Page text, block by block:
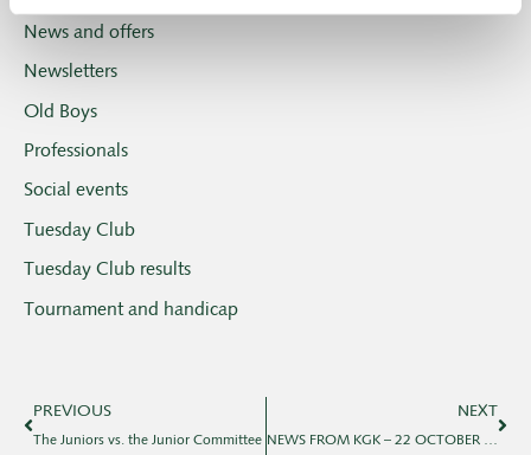
News and offers
Newsletters
Old Boys
Professionals
Social events
Tuesday Club
Tuesday Club results
Tournament and handicap
PREVIOUS
The Juniors vs. the Junior Committee
NEXT
NEWS FROM KGK – 22 OCTOBER 2025